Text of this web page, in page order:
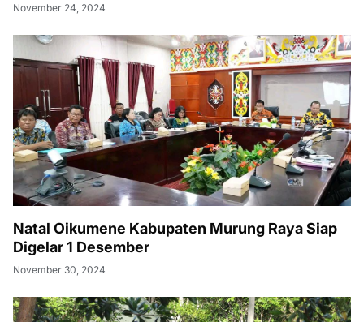
November 24, 2024
Natal Oikumene Kabupaten Murung Raya Siap
Digelar 1 Desember
November 30, 2024